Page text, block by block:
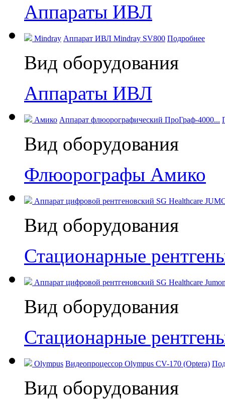
Аппараты ИВЛ
Mindray Аппарат ИВЛ Mindray SV800 Подробнее
Вид оборудования
Аппараты ИВЛ
Амико Аппарат флюорографический ПроГраф-4000...
Вид оборудования
Флюорографы Амико
Аппарат цифровой рентгеновский SG Healthcare
Вид оборудования
Стационарные
Аппарат цифровой рентгеновский SG Healthcare
Вид оборудования
Стационарные
Olympus Видеопроцессор Olympus CV-170 (Optera)
Вид оборудования